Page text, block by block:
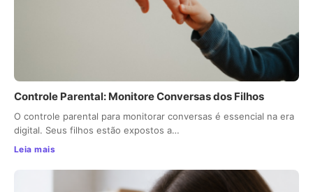
Controle Parental: Monitore Conversas dos Filhos
O controle parental para monitorar conversas é essencial na era
digital. Seus filhos estão expostos a…
Leia mais